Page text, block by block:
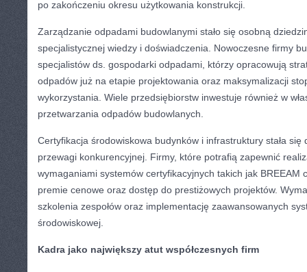
po zakończeniu okresu użytkowania konstrukcji.
Zarządzanie odpadami budowlanymi stało się osobną
specjalistycznej wiedzy i doświadczenia. Nowoczesne firmy
specjalistów ds. gospodarki odpadami, którzy opracowują
odpadów już na etapie projektowania oraz maksymalizacji
wykorzystania. Wiele przedsiębiorstw inwestuje również w
przetwarzania odpadów budowlanych.
Certyfikacja środowiskowa budynków i infrastruktury stała się
przewagi konkurencyjnej. Firmy, które potrafią zapewnić
wymaganiami systemów certyfikacyjnych takich jak BREEAM
premie cenowe oraz dostęp do prestiżowych projektów.
szkolenia zespołów oraz implementację zaawansowanych
środowiskowej.
Kadra jako największy atut współczesnych firm